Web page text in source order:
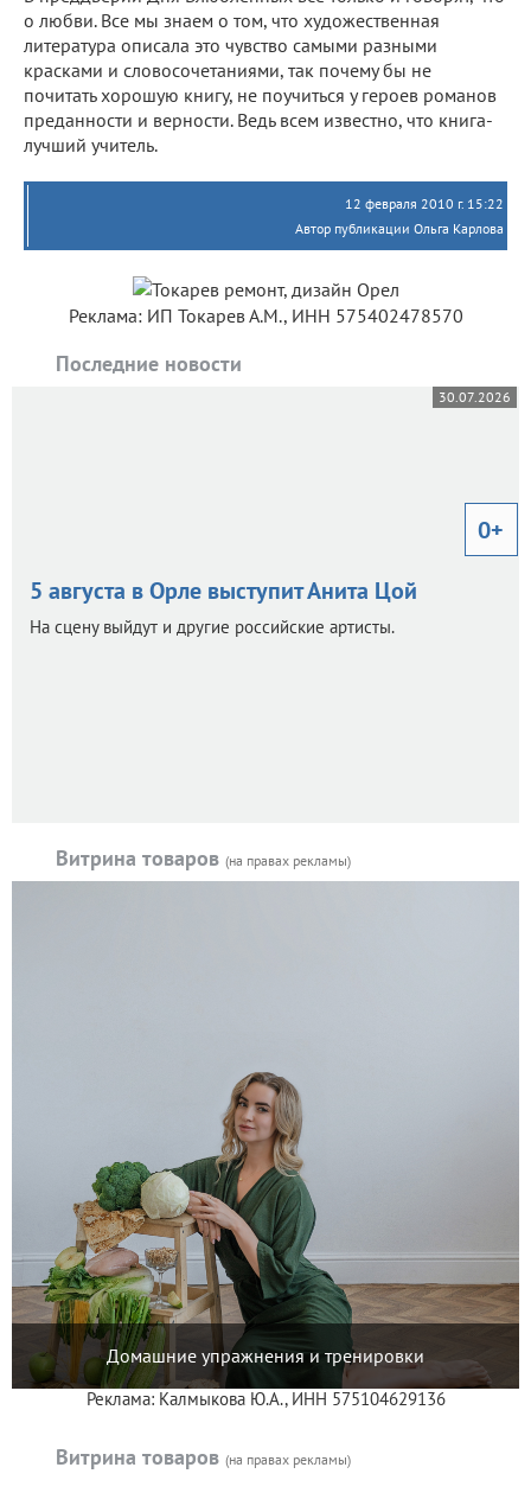
о любви. Все мы знаем о том, что художественная
литература описала это чувство самыми разными
красками и словосочетаниями, так почему бы не
почитать хорошую книгу, не поучиться у героев романов
преданности и верности. Ведь всем известно, что книга-
лучший учитель.
12 февраля 2010 г. 15:22
Автор публикации Ольга Карлова
Реклама: ИП Токарев А.М., ИНН 575402478570
Последние новости
30.07.2026
0+
5 августа в Орле выступит Анита Цой
На сцену выйдут и другие российские артисты.
Витрина товаров (на правах рекламы)
Домашние упражнения и тренировки
Реклама: Калмыкова Ю.А., ИНН 575104629136
Витрина товаров (на правах рекламы)